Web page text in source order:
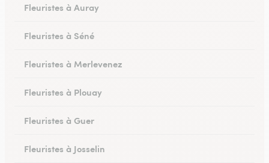
Fleuristes à Auray
Fleuristes à Séné
Fleuristes à Merlevenez
Fleuristes à Plouay
Fleuristes à Guer
Fleuristes à Josselin